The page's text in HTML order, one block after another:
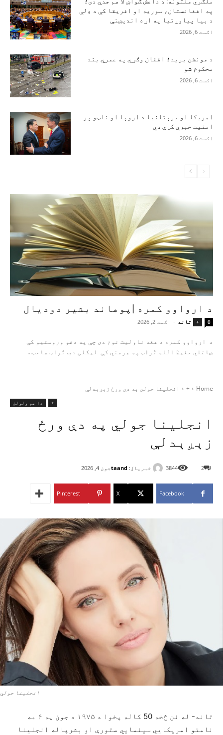
په افغانستان، سوریه او افریقا کې د ډلې
د بیا پیاوړتیا په اړه اندېښنې
اګست 6, 2026
د مونشن برید؛ افغان وګړي په عمري بند
محکوم شو
اګست 6, 2026
امریکا او برېتانیا د اروپا او ناټو پر
امنیت خبرې کړې دي
اګست 6, 2026
د ارواوو کمره |پوهاند بشیر دودیال
+ تاند - اګست 2, 2026 0
د ارواوو کمره د هغه ناولیت نوم دی چې په دغو وروستیو کې
ښاغلي حفیظ الله تُراب په جرمني کې لیکلی دی. تُراب صاحب...